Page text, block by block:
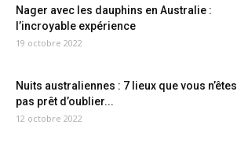
Nager avec les dauphins en Australie :
l’incroyable expérience
19 octobre 2022
Nuits australiennes : 7 lieux que vous n’êtes
pas prêt d’oublier...
12 octobre 2022